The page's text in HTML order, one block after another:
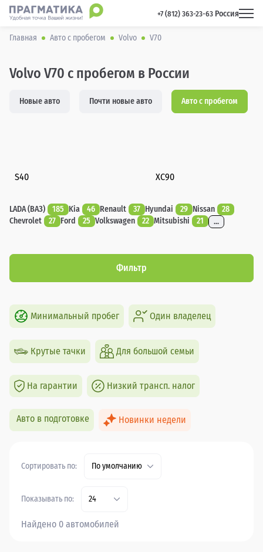
+7 (812) 363-23-63 Россия
Главная Авто с пробегом Volvo V70
Volvo V70 с пробегом в России
Новые авто Почти новые авто Авто с пробегом
S40 XC90
LADA (ВАЗ) 185 Kia 46 Renault 37 Hyundai 29 Nissan
28
Chevrolet
27 Ford 25 Volkswagen 22 Mitsubishi 21 ...
Фильтр
Минимальный пробег Один владелец
Крутые тачки Для большой семьи
На гарантии Низкий трансп. налог
Авто в подготовке Новинки недели
Сортировать по: По умолчанию
Показывать по: 24
Найдено 0 автомобилей